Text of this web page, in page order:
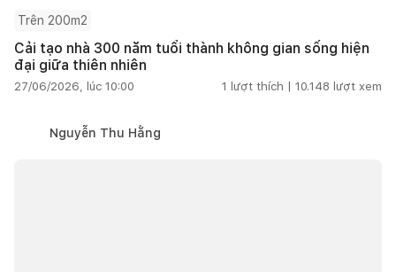
Trên 200m2
Cải tạo nhà 300 năm tuổi thành không gian sống hiện
đại giữa thiên nhiên
27/06/2026, lúc 10:00 1 lượt thích | 10.148 lượt xem
Nguyễn Thu Hằng